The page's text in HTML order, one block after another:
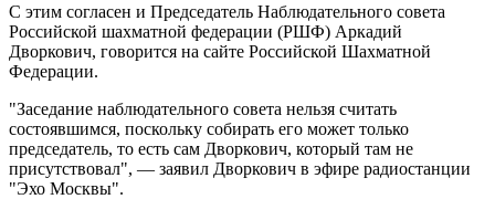
С этим согласен и Председатель Наблюдательного совета
Российской шахматной федерации (РШФ) Аркадий
Дворкович, говорится на сайте Российской Шахматной
Федерации.
"Заседание наблюдательного совета нельзя считать
состоявшимся, поскольку собирать его может только
председатель, то есть сам Дворкович, который там не
присутствовал", — заявил Дворкович в эфире радиостанции
"Эхо Москвы".